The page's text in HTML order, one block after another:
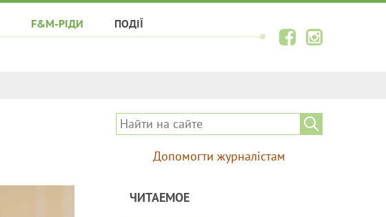
F&M-РІДИ ПОДІЇ
Допомогти журналістам
ЧИТАЕМОЕ